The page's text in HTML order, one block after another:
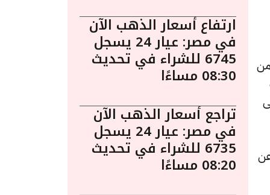
الذهب من
6 جنيهات عن
ارتفاع أسعار الذهب الآن
في مصر: عيار 24 يسجل
6745 للشراء في تحديث
08:30 مساءًا
تراجع أسعار الذهب الآن
في مصر: عيار 24 يسجل
6735 للشراء في تحديث
08:20 مساءًا